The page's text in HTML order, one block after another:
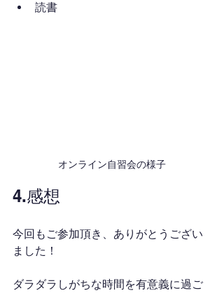
読書
オンライン自習会の様子
4.感想
今回もご参加頂き、ありがとうござい
ました！
ダラダラしがちな時間を有意義に過ご